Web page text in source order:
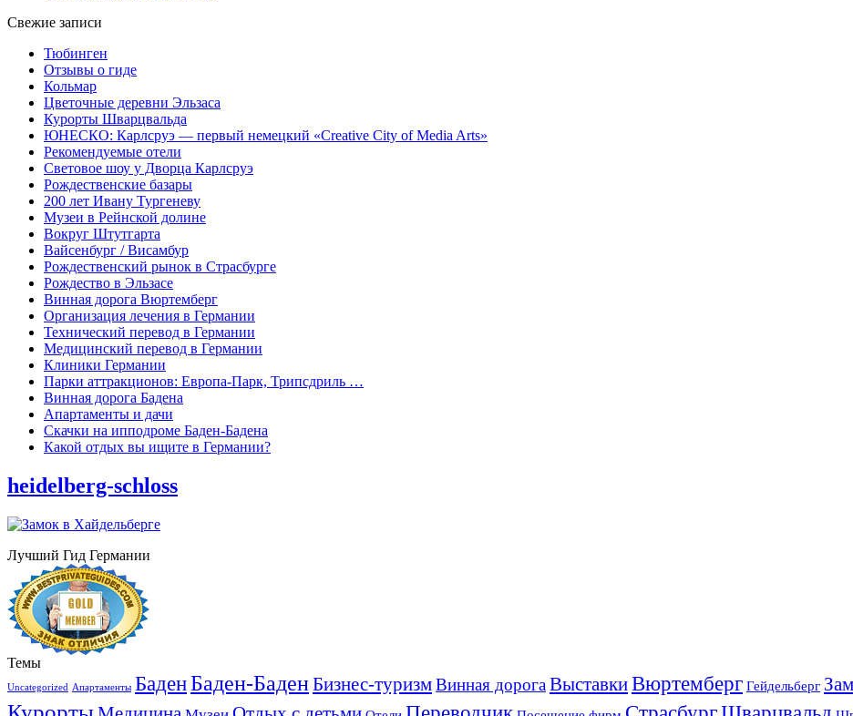
Свежие записи
Тюбинген
Отзывы о гиде
Кольмар
Цветочные деревни Эльзаса
Курорты Шварцвальда
ЮНЕСКО: Карлсруэ — первый немецкий «Creative City of Media Arts»
Рекомендуемые отели
Световое шоу у Дворца Карлсруэ
Рождественские базары
200 лет Ивану Тургеневу
Музеи в Рейнской долине
Вокруг Штутгарта
Вайсенбург / Висамбур
Рождественский рынок в Страсбурге
Рождество в Эльзасе
Винная дорога Вюртемберг
Организация лечения в Германии
Технический перевод в Германии
Медицинский перевод в Германии
Клиники Германии
Парки аттракционов: Европа-Парк, Трипсдриль …
Винная дорога Бадена
Апартаменты и дачи
Скачки на ипподроме Баден-Бадена
Какой отдых вы ищите в Германии?
heidelberg-schloss
Лучший Гид Германии
Темы
Uncategorized Апартаменты БаденБаден-БаденБизнес-туризмВинная дорогаВыставкиВюртемберг Гейдельберг